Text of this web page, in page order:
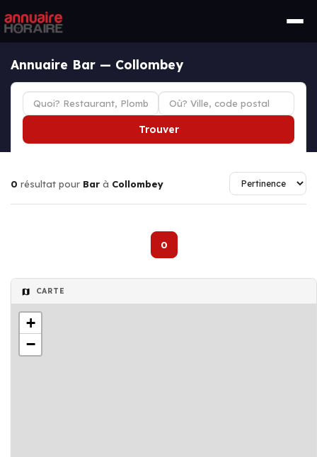
Annuaire Bar — Collombey
Trouver
0 résultat pour Bar à Collombey
0
CARTE
+
−